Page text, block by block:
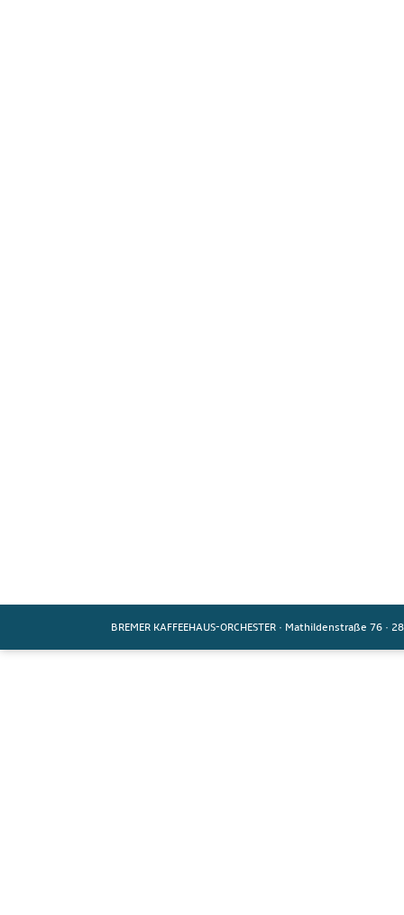
BREMER KAFFEEHAUS-ORCHESTER · Mathildenstraße 76 ·